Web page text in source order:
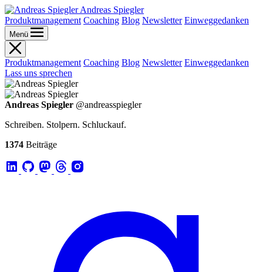
Andreas Spiegler
Produktmanagement Coaching Blog Newsletter Einweggedanken
Menü
Produktmanagement Coaching Blog Newsletter Einweggedanken
Lass uns sprechen
Andreas Spiegler @andreasspiegler
Schreiben. Stolpern. Schluckauf.
1374 Beiträge